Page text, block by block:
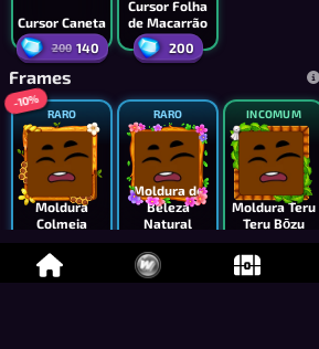
Cursor Caneta
200 140
Cursor Folha
de Macarrão
200
Frames
RARO
Moldura
Colmeia
6,750
-10%
RARO
Moldura de
Beleza
Natural
6,500
INCOMUM
Moldura Teru
Teru Bōzu
4,000
INCOMUM
-10%
INCOMUM
-10%
INCOMUM
-20%